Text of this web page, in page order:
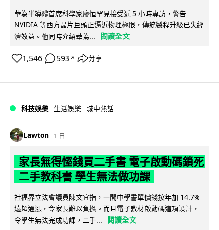
華為半導體首席科學家廖恒罕見接受近 5 小時專訪，警告
NVIDIA 等西方晶片巨頭正逼近物理極限，傳統製程升級已失經
濟效益。他同時介紹華為...
閱讀全文
1,546 593 ↗ 分享
科技娛樂 生活娛樂 城中熱話
Lawton 1 日
家長無得慳錢買二手書 電子啟動碼鎖死
二手教科書 學生無法做功課
社福界立法會議員陳文宜指，一間中學書單價錢按年加 14.7%
遠超通漲，令家長難以負擔。而且電子教材啟動碼這項設計，
令學生無法完成功課，二手...
閱讀全文